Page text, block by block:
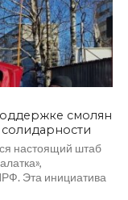
смолян
настоящий штаб
Эта инициатива